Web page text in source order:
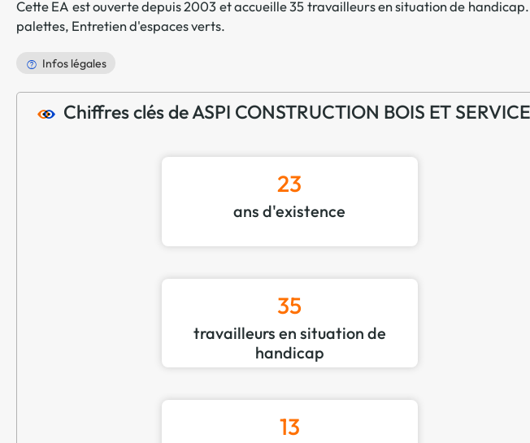
Cette EA est ouverte depuis 2003 et accueille 35 travailleurs en situation de
palettes, Entretien d'espaces verts.
Infos légales
Chiffres clés de ASPI CONSTRUCTION BOIS ET
23
ans d'existence
35
travailleurs en situation de
handicap
13